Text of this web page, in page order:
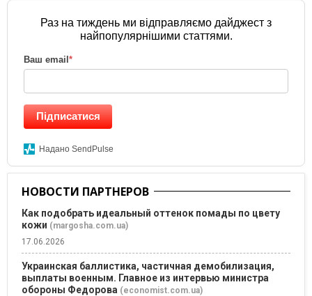
Раз на тиждень ми відправляємо дайджест з
найпопулярнішими статтями.
Ваш email *
Підписатися
Надано SendPulse
НОВОСТИ ПАРТНЕРОВ
Как подобрать идеальный оттенок помады по цвету
кожи (margosha.com.ua)
17.06.2026
Украинская баллистика, частичная демобилизация,
выплаты военным. Главное из интервью министра
обороны Федорова (economist.com.ua)